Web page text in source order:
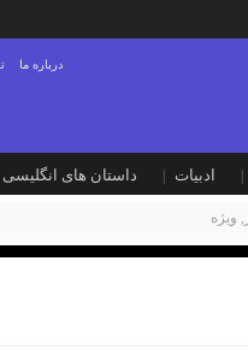
درباره ما
ادبیات داستان های انگلیسی
, ویژه